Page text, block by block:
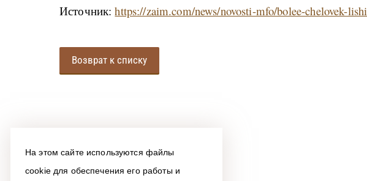
На этом сайте используются файлы
cookie для обеспечения его работы и
Источник:https://zaim.com/news/novosti-mfo/bolee-chelovek-
Возврат к списку